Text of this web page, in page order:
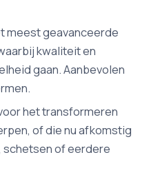
meest geavanceerde
kwaliteit en
gaan. Aanbevolen
het transformeren
of die nu afkomstig
schetsen of eerdere